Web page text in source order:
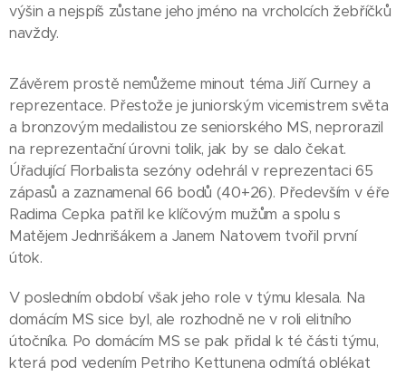
výšin a nejspíš zůstane jeho jméno na vrcholcích žebříčků
navždy.
Závěrem prostě nemůžeme minout téma Jiří Curney a
reprezentace. Přestože je juniorským vicemistrem světa
a bronzovým medailistou ze seniorského MS, neprorazil
na reprezentační úrovni tolik, jak by se dalo čekat.
Úřadující Florbalista sezóny odehrál v reprezentaci 65
zápasů a zaznamenal 66 bodů (40+26). Především v éře
Radima Cepka patřil ke klíčovým mužům a spolu s
Matějem Jednrišákem a Janem Natovem tvořil první
útok.
V posledním období však jeho role v týmu klesala. Na
domácím MS sice byl, ale rozhodně ne v roli elitního
útočníka. Po domácím MS se pak přidal k té části týmu,
která pod vedením Petriho Kettunena odmítá oblékat